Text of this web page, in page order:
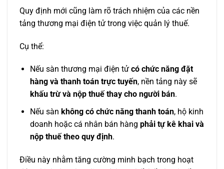
Quy định mới cũng làm rõ trách nhiệm của các nền
tảng thương mại điện tử trong việc quản lý thuế.
Cụ thể:
Nếu sàn thương mại điện tử có chức năng đặt
hàng và thanh toán trực tuyến, nền tảng này sẽ
khấu trừ và nộp thuế thay cho người bán.
Nếu sàn không có chức năng thanh toán, hộ kinh
doanh hoặc cá nhân bán hàng phải tự kê khai và
nộp thuế theo quy định.
Điều này nhằm tăng cường minh bạch trong hoạt